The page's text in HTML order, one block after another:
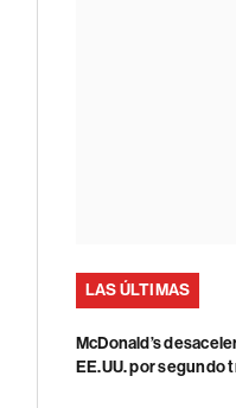
LAS ÚLTIMAS
McDonald’s
EE.UU. por